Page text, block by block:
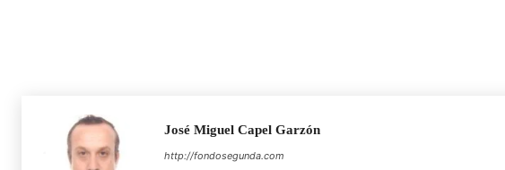
José Miguel Capel Garzón
http://fondosegunda.com